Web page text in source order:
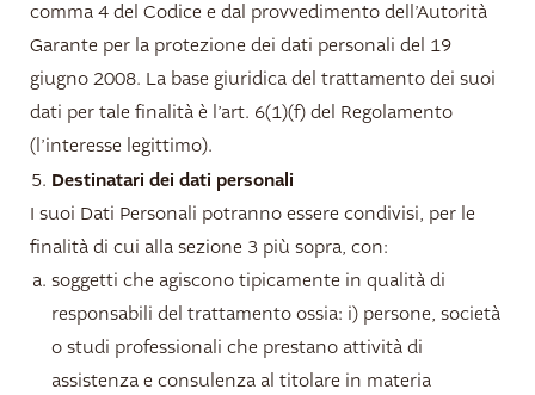
comma 4 del Codice e dal provvedimento dell’Autorità
Garante per la protezione dei dati personali del 19
giugno 2008. La base giuridica del trattamento dei suoi
dati per tale finalità è l’art. 6(1)(f) del Regolamento
(l’interesse legittimo).
Destinatari dei dati personali
I suoi Dati Personali potranno essere condivisi, per le
finalità di cui alla sezione 3 più sopra, con:
soggetti che agiscono tipicamente in qualità di
responsabili del trattamento ossia: i) persone, società
o studi professionali che prestano attività di
assistenza e consulenza al titolare in materia